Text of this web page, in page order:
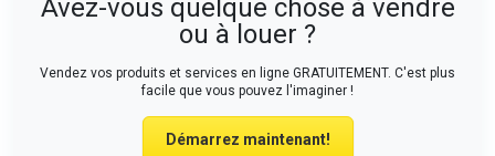
Avez-vous quelque chose à vendre
ou à louer ?
Vendez vos produits et services en ligne GRATUITEMENT. C'est plus
facile que vous pouvez l'imaginer !
Démarrez maintenant!